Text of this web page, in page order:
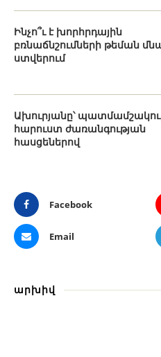
Ինչո՞ւ է խորհրդային
բռնաճնշումների թեման
ստվերում
Ախուրյանը՝
հարուստ ժառանգության
հասցեներով
Facebook
Email
արխիվ